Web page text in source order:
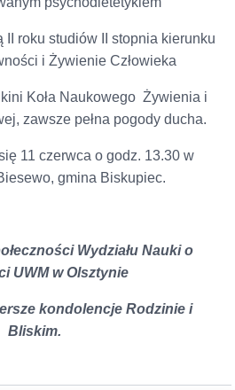
II roku studiów II stopnia kierunku
i Żywienie Człowieka
Koła Naukowego Żywienia i
zawsze pełna pogody ducha.
11 czerwca o godz. 13.30 w
gmina Biskupiec.
Wydziału Nauki o
UWM w Olsztynie
kondolencje Rodzinie i
Bliskim.